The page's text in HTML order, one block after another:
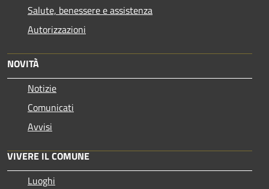
Salute, benessere e assistenza
Autorizzazioni
NOVITÀ
Notizie
Comunicati
Avvisi
VIVERE IL COMUNE
Luoghi